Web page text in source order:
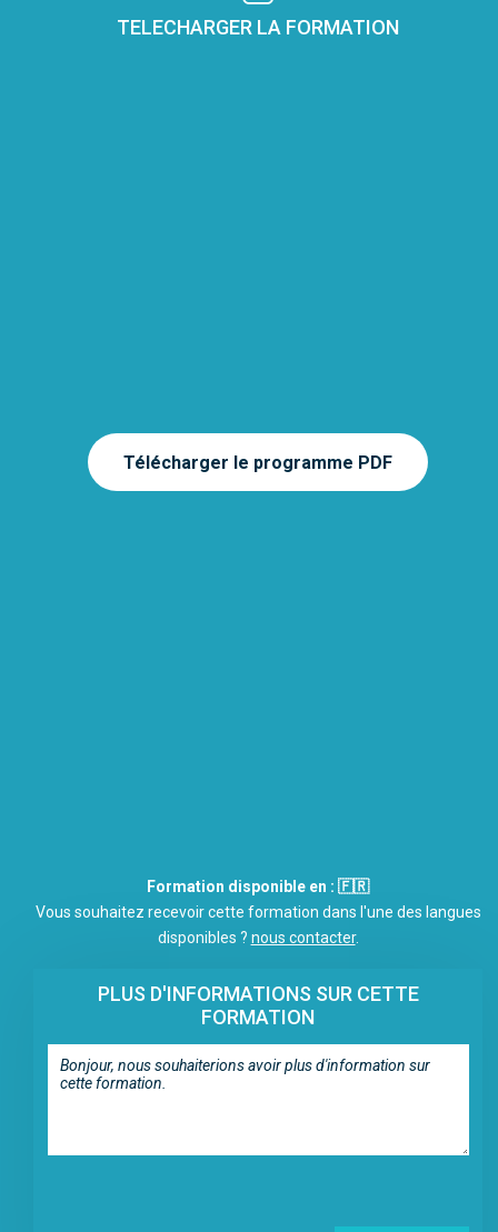
TELECHARGER LA FORMATION
Télécharger le programme PDF
Formation disponible en : 🇫🇷
Vous souhaitez recevoir cette formation dans l'une des langues
disponibles ? nous contacter.
PLUS D'INFORMATIONS SUR CETTE
FORMATION